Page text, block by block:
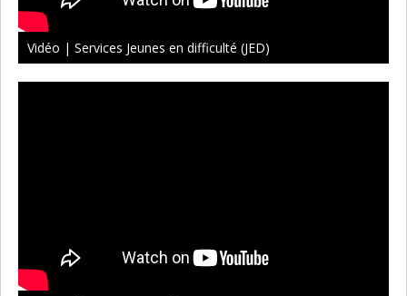
Vidéo | Services Jeunes en difficulté (JED)